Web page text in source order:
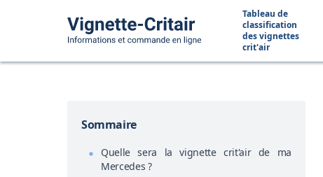
Tableau de
classification
des vignettes
crit'air
Sommaire
Quelle sera la vignette crit'air de ma
Mercedes ?